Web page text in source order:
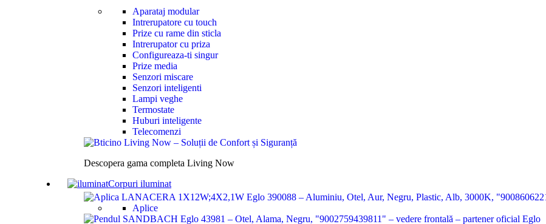
Aparataj modular
Intrerupatore cu touch
Prize cu rame din sticla
Intrerupator cu priza
Configureaza-ti singur
Prize media
Senzori miscare
Senzori inteligenti
Lampi veghe
Termostate
Huburi inteligente
Telecomenzi
Descopera gama completa Living Now
Corpuri iluminat
Aplice